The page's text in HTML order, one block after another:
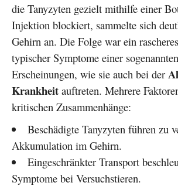
die Tanyzyten gezielt mithilfe einer
Injektion blockiert, sammelte sich
Gehirn an. Die Folge war ein
typischer Symptome einer sogenannten
Erscheinungen, wie sie auch bei der
Krankheit auftreten. Mehrere
kritischen Zusammenhänge:
Beschädigte Tanyzyten führen zu
Akkumulation im Gehirn.
Eingeschränkter Transport
Symptome bei Versuchstieren.